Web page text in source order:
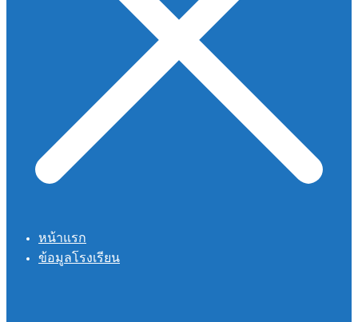
หน้าแรก
ข้อมูลโรงเรียน